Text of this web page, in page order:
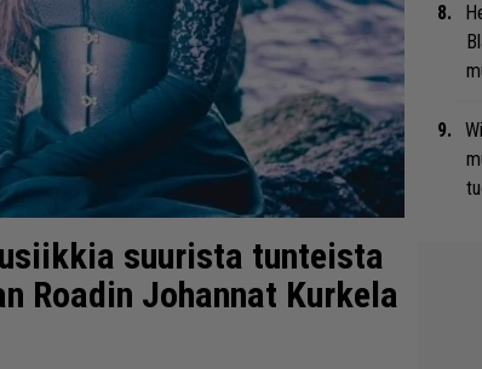
suurista tunteista
Roadin Johannat Kurkela